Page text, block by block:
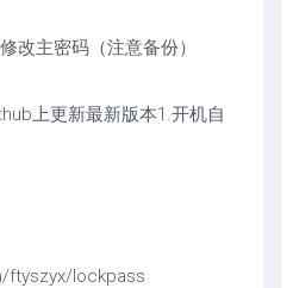
改主密码（注意备份）
上更新最新版本1.开机自
ftyszyx/lockpass